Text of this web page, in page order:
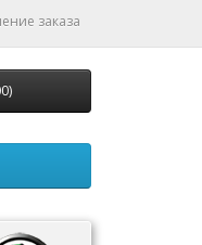
заказа